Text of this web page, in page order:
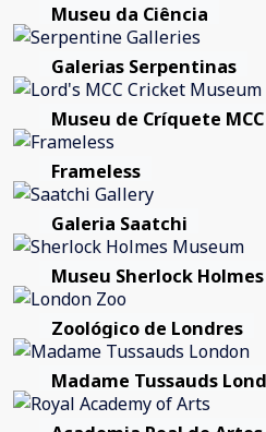
Museu da Ciência
Galerias Serpentinas
Museu de Críquete
Frameless
Galeria Saatchi
Museu Sherlock Holmes
Zoológico de Londres
Madame Tussauds